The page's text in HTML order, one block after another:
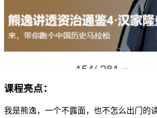
课程亮点：
我是熊逸，一个不露面，也不怎么出门的